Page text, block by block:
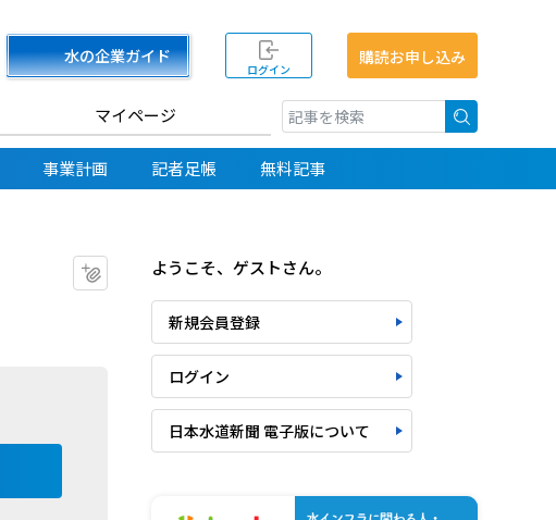
水の企業ガイド
ログイン
購読お申し込み
マイページ
事業計画 記者足帳 無料記事
マイクリップに追加
ようこそ、ゲストさん。
新規会員登録
ログイン
日本水道新聞 電子版について